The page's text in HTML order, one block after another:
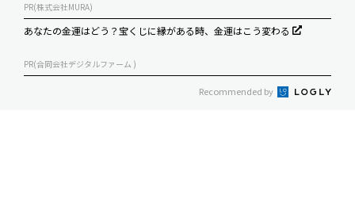
PR(株式会社MURA)
あなたの金運はどう？宝くじに縁がある時、金運はこう変わる
PR(合同会社デジタルファーム )
Recommended by